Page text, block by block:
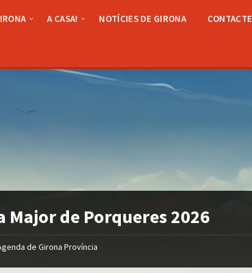
A CASA! NOTÍCIES DE GIRONA CONTACTE
Major de Porqueres 2026
de Girona Província